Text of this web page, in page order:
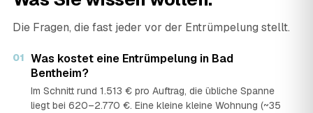
Die Fragen, die fast jeder vor der Entrümpelung stellt.
01 Was kostet eine Entrümpelung in Bad
Bentheim?
Im Schnitt rund 1.513 € pro Auftrag, die übliche Spanne
liegt bei 620–2.770 €. Eine kleine kleine Wohnung (~35